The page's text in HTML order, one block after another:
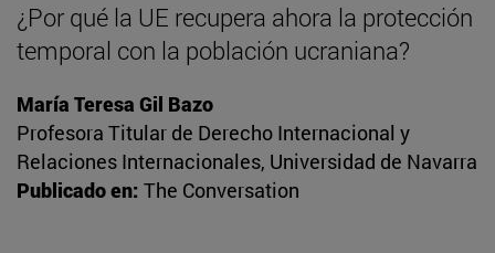
¿Por qué la UE recupera ahora la protección
temporal con la población ucraniana?
María Teresa Gil Bazo
Profesora Titular de Derecho Internacional y
Relaciones Internacionales, Universidad de Navarra
Publicado en: The Conversation